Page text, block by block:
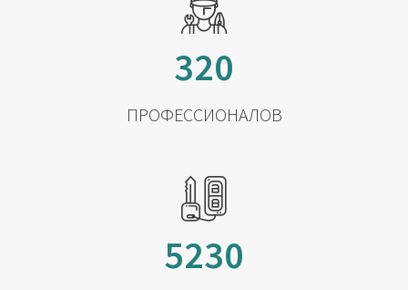
320
ПРОФЕССИОНАЛОВ
5230